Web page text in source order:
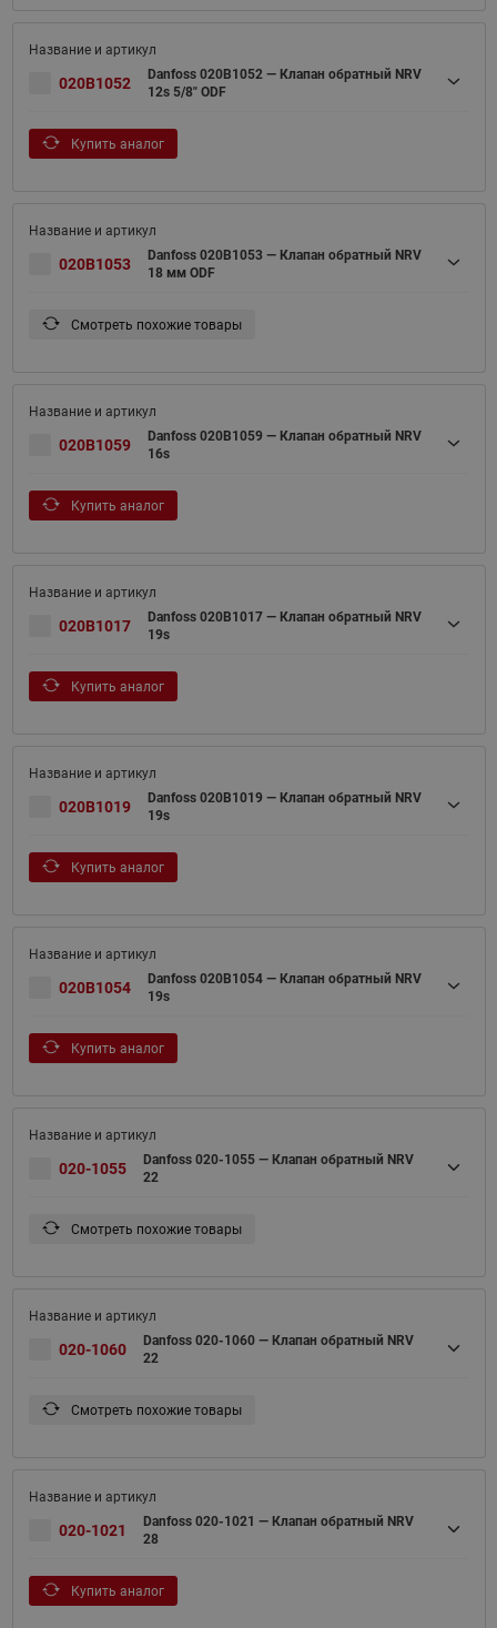
020B1052
Danfoss 020B1052 — Клапан обратный NRV
12s 5/8" ODF
Купить аналог
020B1053
Danfoss 020B1053 — Клапан обратный NRV
18 мм ODF
Смотреть похожие товары
020B1059
Danfoss 020B1059 — Клапан обратный NRV
16s
Купить аналог
020B1017
Danfoss 020B1017 — Клапан обратный NRV
19s
Купить аналог
020B1019
Danfoss 020B1019 — Клапан обратный NRV
19s
Купить аналог
020B1054
Danfoss 020B1054 — Клапан обратный NRV
19s
Купить аналог
020-1055
Danfoss 020-1055 — Клапан обратный NRV
22
Смотреть похожие товары
020-1060
Danfoss 020-1060 — Клапан обратный NRV
22
Смотреть похожие товары
020-1021
Danfoss 020-1021 — Клапан обратный NRV
28
Купить аналог